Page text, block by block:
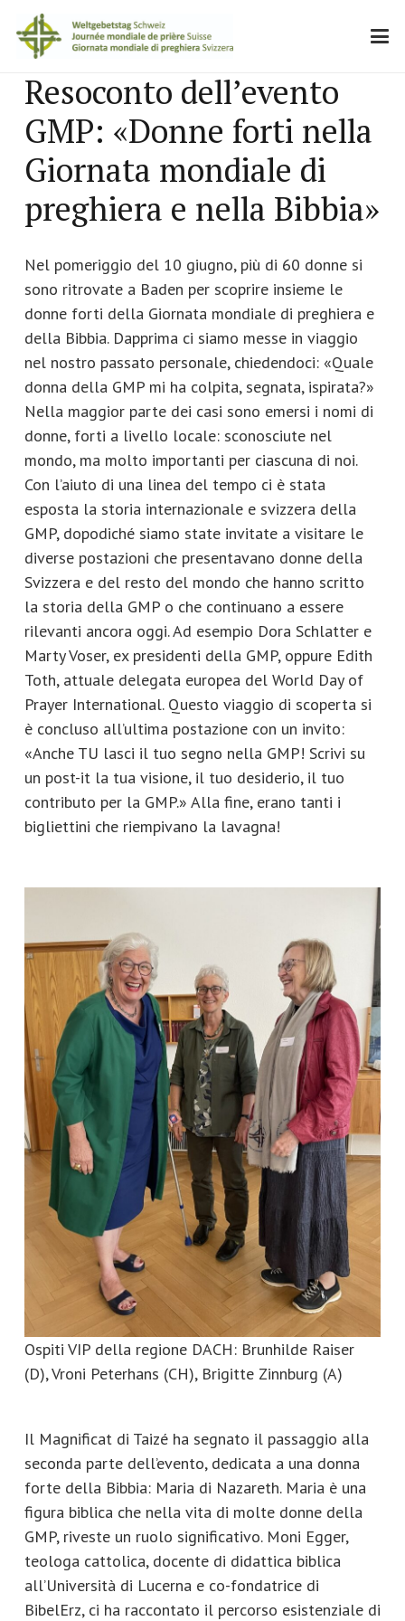
Resoconto dell’evento
GMP: «Donne forti nella
Giornata mondiale di
preghiera e nella Bibbia»
Nel pomeriggio del 10 giugno, più di 60 donne si
sono ritrovate a Baden per scoprire insieme le
donne forti della Giornata mondiale di preghiera e
della Bibbia. Dapprima ci siamo messe in viaggio
nel nostro passato personale, chiedendoci: «Quale
donna della GMP mi ha colpita, segnata, ispirata?»
Nella maggior parte dei casi sono emersi i nomi di
donne, forti a livello locale: sconosciute nel
mondo, ma molto importanti per ciascuna di noi.
Con l’aiuto di una linea del tempo ci è stata
esposta la storia internazionale e svizzera della
GMP, dopodiché siamo state invitate a visitare le
diverse postazioni che presentavano donne della
Svizzera e del resto del mondo che hanno scritto
la storia della GMP o che continuano a essere
rilevanti ancora oggi. Ad esempio Dora Schlatter e
Marty Voser, ex presidenti della GMP, oppure Edith
Toth, attuale delegata europea del World Day of
Prayer International. Questo viaggio di scoperta si
è concluso all’ultima postazione con un invito:
«Anche TU lasci il tuo segno nella GMP! Scrivi su
un post-it la tua visione, il tuo desiderio, il tuo
contributo per la GMP.» Alla fine, erano tanti i
bigliettini che riempivano la lavagna!
Ospiti VIP della regione DACH: Brunhilde Raiser
(D), Vroni Peterhans (CH), Brigitte Zinnburg (A)
Il Magnificat di Taizé ha segnato il passaggio alla
seconda parte dell’evento, dedicata a una donna
forte della Bibbia: Maria di Nazareth. Maria è una
figura biblica che nella vita di molte donne della
GMP, riveste un ruolo significativo. Moni Egger,
teologa cattolica, docente di didattica biblica
all’Università di Lucerna e co-fondatrice di
BibelErz, ci ha raccontato il percorso esistenziale di